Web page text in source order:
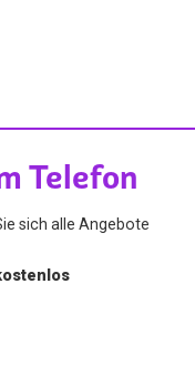
Telefon
sich alle Angebote